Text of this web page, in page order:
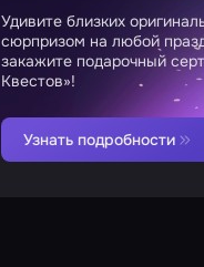
Удивите близких
сюрпризом на любой
закажите подарочный
Квестов»!
Узнать подробности